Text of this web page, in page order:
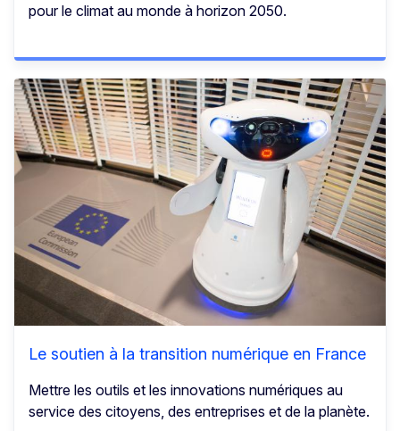
pour le climat au monde à horizon 2050.
Le soutien à la transition numérique en France
Mettre les outils et les innovations numériques au
service des citoyens, des entreprises et de la planète.